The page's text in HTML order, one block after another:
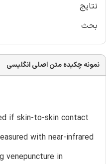
نتایج
بحث
نمونه چکیده متن اصلی انگلیسی
if skin-to-skin contact
with near-infrared
venepuncture in